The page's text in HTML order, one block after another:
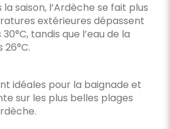
saison, l’Ardèche se fait plus
extérieures dépassent
tandis que l’eau de la
26°C.
idéales pour la baignade et
sur les plus belles plages